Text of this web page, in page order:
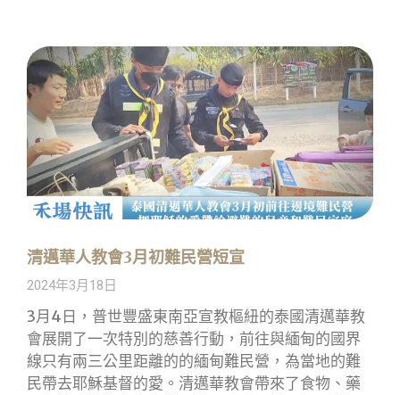
清邁華人教會3月初難民營短宣
2024年3月18日
3月4日，普世豐盛東南亞宣教樞紐的泰國清邁華教
會展開了一次特別的慈善行動，前往與緬甸的國界
線只有兩三公里距離的的緬甸難民營，為當地的難
民帶去耶穌基督的愛。清邁華教會帶來了食物、藥